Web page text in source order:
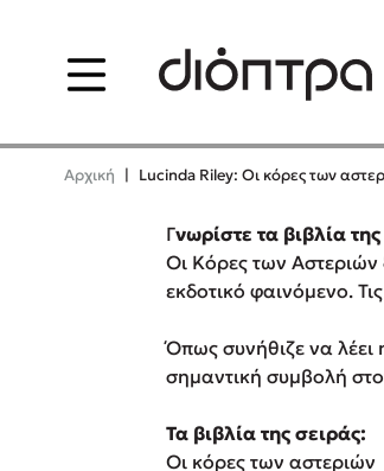
Δημοφιλή Βιβλία
Το ξενοδοχείο των
συναισθημάτων
Χάρης Πολίτης
Αρχική | Lucinda Riley: Οι κόρες των
Γνωρίστε τα βιβλία
Οι Κόρες των Αστεριών
εκδοτικό φαινόμενο.
Όπως συνήθιζε να λέει
σημαντική συμβολή
Τα βιβλία της σειράς:
Οι κόρες των αστεριών